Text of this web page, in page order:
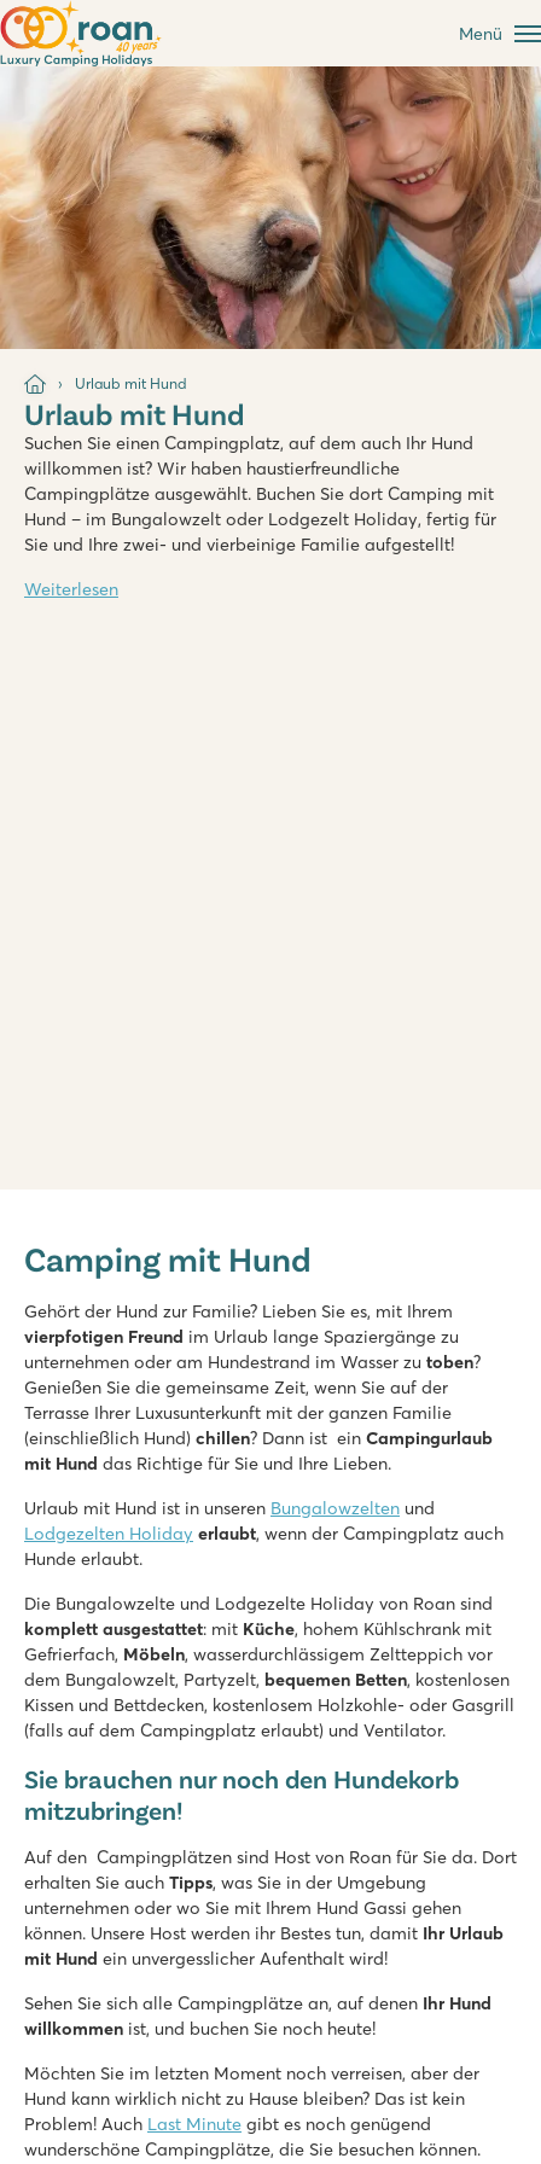
Menü
Urlaub mit Hund
Urlaub mit Hund
Suchen Sie einen Campingplatz, auf dem auch Ihr Hund
willkommen ist? Wir haben haustierfreundliche
Campingplätze ausgewählt. Buchen Sie dort Camping mit
Hund – im Bungalowzelt oder Lodgezelt Holiday, fertig für
Sie und Ihre zwei- und vierbeinige Familie aufgestellt!
Weiterlesen
Kroatien - Kroatische Küste - Istrien - Poreč
Großer Poolkomplex mit mehreren Rutschen
Unterkünfte nahe des Familienschwimmbades
Nur 20 Autominuten vom lebhaften Poreč
De Schatberg
De Schatberg
★ ★ ★ ★
Umfangreiches Unterhaltungsprogramm und Indoor-
An der wunderschönen Hochmoorlandschaft De Peel
Bijela Uvala
Bijela Uvala
Kroatien - Kroatische Küste - Istrien - Poreč
★ ★ ★
3 Poollandschaften mit neuen Rutschen
Tolle Restaurants und Bars auf dem Campingplatz
Mit dem Touristenzug ins historische Poreč
Zaton Holiday Resort
Zaton Holiday Resort
Kroatien - Kroatische Küste - Dalmatien - Zadar
★ ★
Zwei Schwimmbecken, jede Menge Rutschenspaß
Einkaufspromenade mit Restaurants auf dem Campingplatz
Das historische Dorf Nin ist fußläufig erreichbar
Camping mit Hund
Gehört der Hund zur Familie? Lieben Sie es, mit Ihrem
vierpfotigen Freund im Urlaub lange Spaziergänge zu
unternehmen oder am Hundestrand im Wasser zu toben?
Genießen Sie die gemeinsame Zeit, wenn Sie auf der
Terrasse Ihrer Luxusunterkunft mit der ganzen Familie
(einschließlich Hund) chillen? Dann ist ein Campingurlaub
mit Hund das Richtige für Sie und Ihre Lieben.
Urlaub mit Hund ist in unseren Bungalowzelten und
Lodgezelten Holiday erlaubt, wenn der Campingplatz auch
Hunde erlaubt.
Die Bungalowzelte und Lodgezelte Holiday von Roan sind
komplett ausgestattet: mit Küche, hohem Kühlschrank mit
Gefrierfach, Möbeln, wasserdurchlässigem Zeltteppich vor
dem Bungalowzelt, Partyzelt, bequemen Betten, kostenlosen
Kissen und Bettdecken, kostenlosem Holzkohle- oder Gasgrill
(falls auf dem Campingplatz erlaubt) und Ventilator.
Sie brauchen nur noch den Hundekorb
mitzubringen!
Auf den Campingplätzen sind Host von Roan für Sie da. Dort
erhalten Sie auch Tipps, was Sie in der Umgebung
unternehmen oder wo Sie mit Ihrem Hund Gassi gehen
können. Unsere Host werden ihr Bestes tun, damit Ihr Urlaub
mit Hund ein unvergesslicher Aufenthalt wird!
Sehen Sie sich alle Campingplätze an, auf denen Ihr Hund
willkommen ist, und buchen Sie noch heute!
Möchten Sie im letzten Moment noch verreisen, aber der
Hund kann wirklich nicht zu Hause bleiben? Das ist kein
Problem! Auch Last Minute gibt es noch genügend
wunderschöne Campingplätze, die Sie besuchen können.